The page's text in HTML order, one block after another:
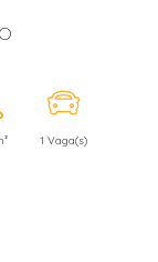
1 Vaga(s)